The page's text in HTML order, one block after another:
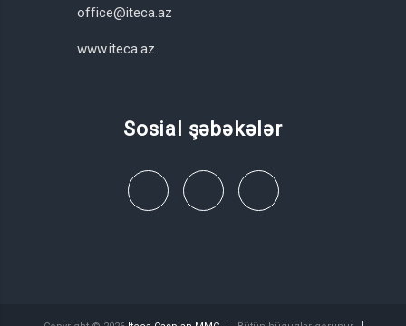
office@iteca.az
www.iteca.az
Sosial şəbəkələr